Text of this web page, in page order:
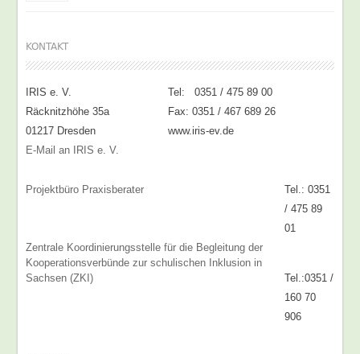
KONTAKT
IRIS e. V.
Tel: 0351 / 475 89 00
Räcknitzhöhe 35a
Fax: 0351 / 467 689 26
01217 Dresden
www.iris-ev.de
E-Mail an IRIS e. V.
Projektbüro Praxisberater
Tel.: 0351
/ 475 89
01
Zentrale Koordinierungsstelle für die Begleitung der
Kooperationsverbünde zur schulischen Inklusion in
Sachsen (ZKI)
Tel.:0351 /
160 70
906